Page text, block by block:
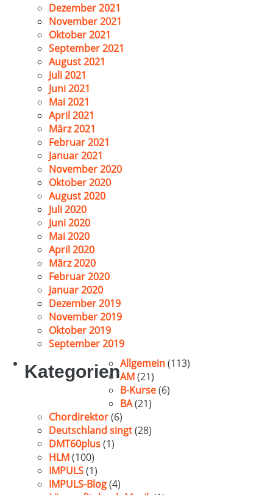
Dezember 2021
November 2021
Oktober 2021
September 2021
August 2021
Juli 2021
Juni 2021
Mai 2021
April 2021
März 2021
Februar 2021
Januar 2021
November 2020
Oktober 2020
August 2020
Juli 2020
Juni 2020
Mai 2020
April 2020
März 2020
Februar 2020
Januar 2020
Dezember 2019
November 2019
Oktober 2019
September 2019
KategorienAllgemein(113)
AM(21)
B-Kurse(6)
BA(21)
Chordirektor(6)
Deutschland singt(28)
DMT60plus(1)
HLM(100)
IMPULS(1)
IMPULS-Blog(4)